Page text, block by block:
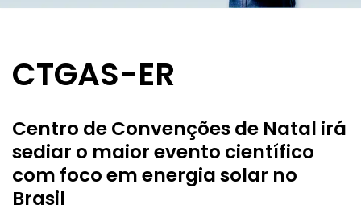
CTGAS-ER
Centro de Convenções de Natal irá
sediar o maior evento científico
com foco em energia solar no
Brasil